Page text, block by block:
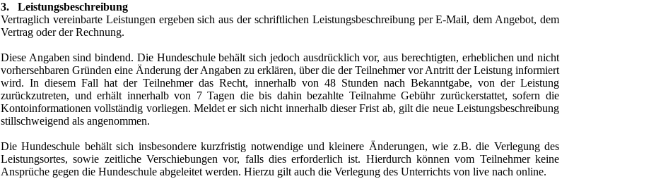
3. Leistungsbeschreibung
Vertraglich vereinbarte Leistungen ergeben sich aus der schriftlichen Leistungsbeschreibung per E-Mail, dem Angebot, dem
Vertrag oder der Rechnung.
Diese Angaben sind bindend. Die Hundeschule behält sich jedoch ausdrücklich vor, aus berechtigten, erheblichen und nicht
vorhersehbaren Gründen eine Änderung der Angaben zu erklären, über die der Teilnehmer vor Antritt der Leistung informiert
wird. In diesem Fall hat der Teilnehmer das Recht, innerhalb von 48 Stunden nach Bekanntgabe, von der Leistung
zurückzutreten, und erhält innerhalb von 7 Tagen die bis dahin bezahlte Teilnahme Gebühr zurückerstattet, sofern die
Kontoinformationen vollständig vorliegen. Meldet er sich nicht innerhalb dieser Frist ab, gilt die neue Leistungsbeschreibung
stillschweigend als angenommen.
Die Hundeschule behält sich insbesondere kurzfristig notwendige und kleinere Änderungen, wie z.B. die Verlegung des
Leistungsortes, sowie zeitliche Verschiebungen vor, falls dies erforderlich ist. Hierdurch können vom Teilnehmer keine
Ansprüche gegen die Hundeschule abgeleitet werden. Hierzu gilt auch die Verlegung des Unterrichts von live nach online.